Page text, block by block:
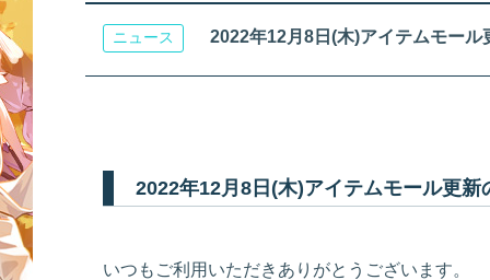
アップ
ニュース 2022年12月8日(木)アイテムモール
2022年12月8日(木)アイテムモール更新
いつもご利用いただきありがとうございます。